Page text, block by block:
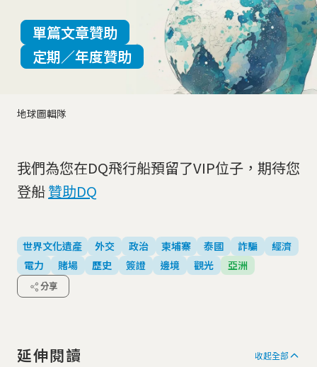
地球圖輯隊
單篇文章贊助
定期／年度贊助
我們為您在DQ飛行船預留了VIP位子，期待您
登船贊助DQ
世界文化遺產 外交 政治 柬埔寨 泰國 詐騙
經濟
電力
賭場 歷史 簽證 邊境 觀光 亞洲
分享
延伸閱讀 收起全部